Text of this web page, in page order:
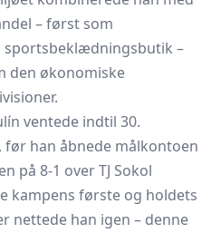
– først som
sportsbeklædningsbutik –
den økonomiske
ventede indtil 30.
før han åbnede målkontoen
på 8-1 over TJ Sokol
kampens første og holdets
nettede han igen – denne